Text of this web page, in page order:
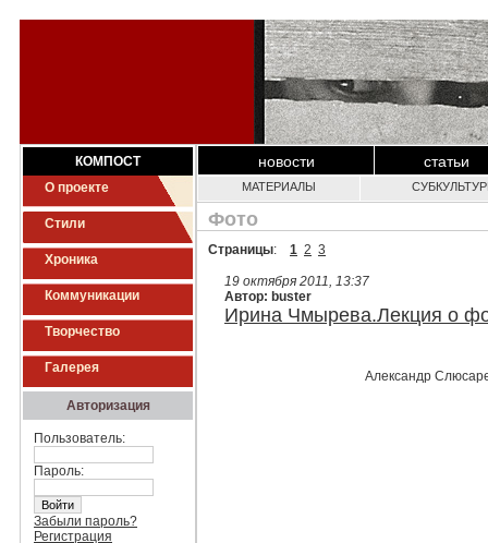
КОМПОСТ
О проекте
Стили
Хроника
Коммуникации
Творчество
Галерея
Авторизация
Пользователь:
Пароль:
Забыли пароль?
Регистрация
новости статьи
МАТЕРИАЛЫ
Фото
Страницы: 1 2 3
19 октября 2011, 13:37
Автор: buster
Ирина Чмырева.Лекция о
Александр